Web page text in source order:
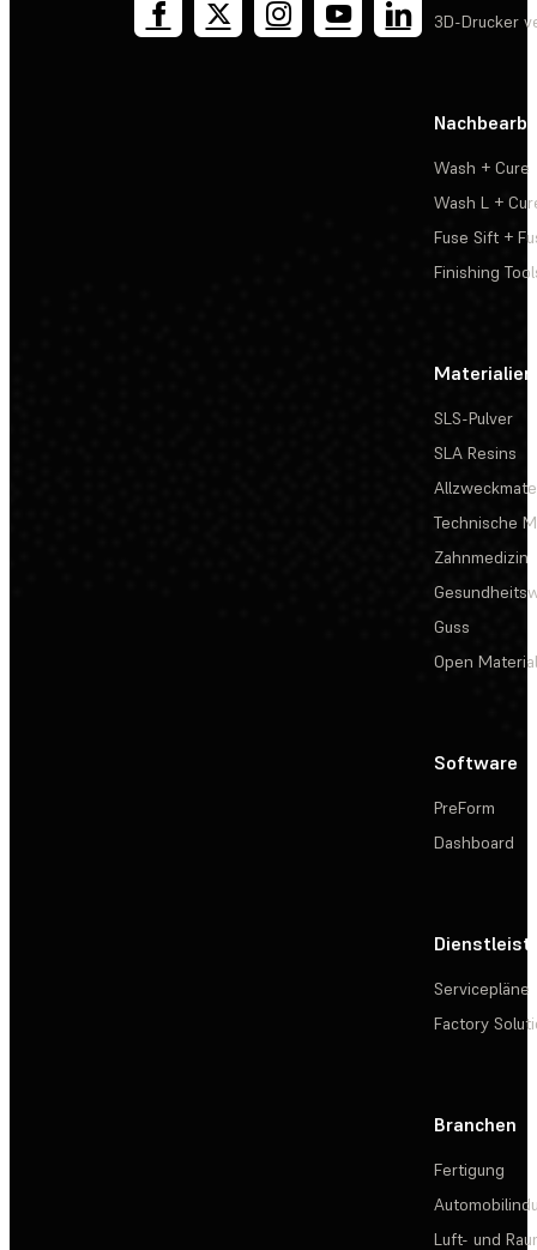
3D-Drucker
Wash + Cure
Wash L +
Fuse Sift +
Finishing
Materialien
SLS-Pulver
SLA Resins
Technische
Zahnmedizin
Guss
Open
Software
PreForm
Dashboard
Servicepläne
Factory
Branchen
Fertigung
Luft- und